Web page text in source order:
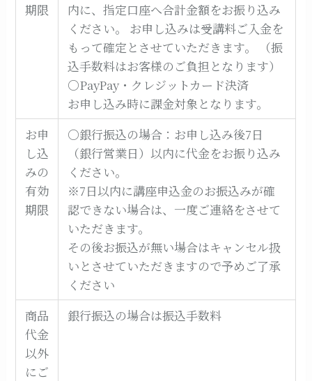
期限
内に、指定口座へ合計金額をお振り込み
ください。 お申し込みは受講料ご入金を
もって確定とさせていただきます。 （振
込手数料はお客様のご負担となります）
○PayPay・クレジットカード決済
お申し込み時に課金対象となります。
お申
し込
みの
有効
期限
○銀行振込の場合：お申し込み後7日
（銀行営業日）以内に代金をお振り込み
ください。
※7日以内に講座申込金のお振込みが確
認できない場合は、一度ご連絡をさせて
いただきます。
その後お振込が無い場合はキャンセル扱
いとさせていただきますので予めご了承
ください
商品
代金
以外
にご
銀行振込の場合は振込手数料